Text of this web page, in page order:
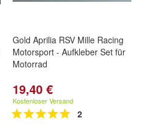
Gold Aprilia RSV Mille Racing
Motorsport - Aufkleber Set für
Motorrad
19,40 €
Kostenloser Versand
2